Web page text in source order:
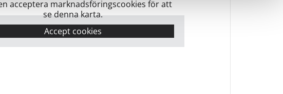
acceptera marknadsföringscookies för att
se denna karta.
Accept cookies